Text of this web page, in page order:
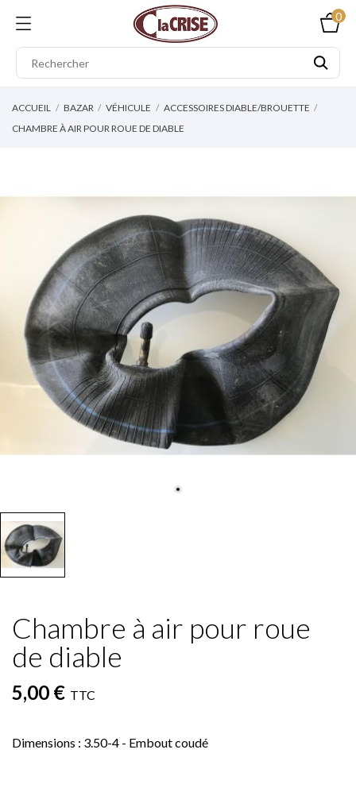
0
ACCUEIL BAZAR VÉHICULE
ACCESSOIRES DIABLE/BROUETTE
CHAMBRE À AIR POUR ROUE DE DIABLE
Chambre à air pour roue
de diable
5,00 € TTC
Dimensions : 3.50-4 - Embout coudé